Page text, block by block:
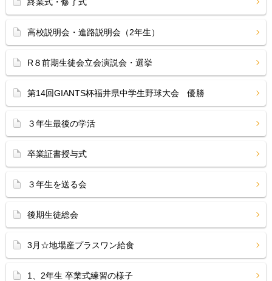
高校説明会・進路説明会（2年生）
R８前期生徒会立会演説会・選挙
第14回GIANTS杯福井県中学生野球大会 優勝
３年生最後の学活
卒業証書授与式
３年生を送る会
後期生徒総会
3月☆地場産プラスワン給食
1、2年生 卒業式練習の様子